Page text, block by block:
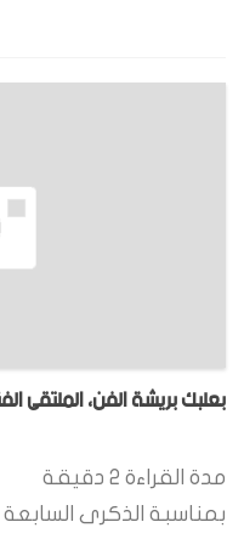
بعلبك بريشة الفن، الملتقى
مدة القراءة 2 دقيقة
بمناسبة الذكرى السابعة